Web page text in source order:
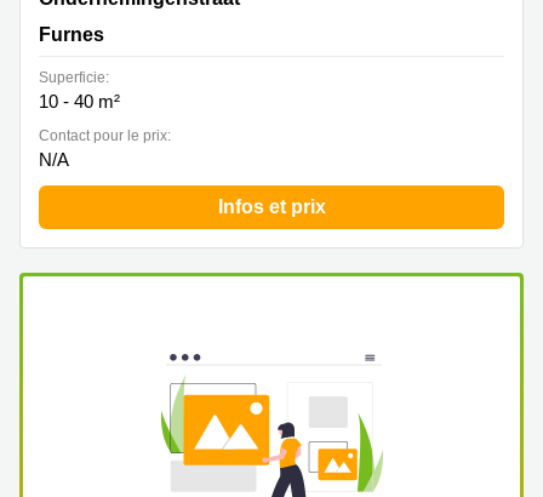
Furnes
Superficie:
10 - 40 m²
Contact pour le prix:
N/A
Infos et prix